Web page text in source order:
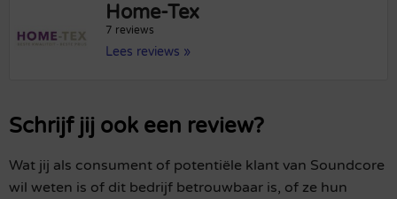
Home-Tex
7 reviews
Lees reviews »
Schrijf jij ook een review?
Wat jij als consument of potentiële klant van Soundcore
wil weten is of dit bedrijf betrouwbaar is, of ze hun